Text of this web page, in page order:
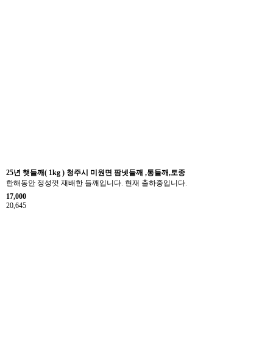
25년 햇들깨( 1kg ) 청주시 미원면 팜넷들깨 ,통들깨,토종
한해동안 정성껏 재배한 들깨입니다. 현재 출하중입니다.
17,000
20,645